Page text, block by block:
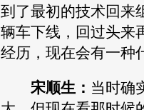
到了最初的技术回来
辆车下线，回过头来
经历，现在会有一种
宋顺生： 当时确